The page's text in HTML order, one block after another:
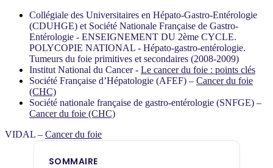
Collégiale des Universitaires en Hépato-Gastro-Entérologie
(CDUHGE) et Société Nationale Française de Gastro-
Entérologie - ENSEIGNEMENT DU 2ème CYCLE.
POLYCOPIE NATIONAL - Hépato-gastro-entérologie.
Tumeurs du foie primitives et secondaires (2008-2009)
Institut National du Cancer - Le cancer du foie : points clés
Société Française d’Hépatologie (AFEF) – Cancer du foie
(CHC)
Société nationale française de gastro-entérologie (SNFGE) –
Cancer du foie (CHC)
VIDAL – Cancer du foie
SOMMAIRE